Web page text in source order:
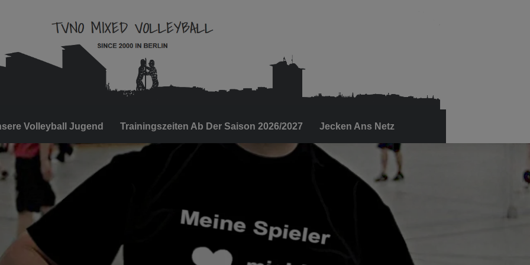
Volleyball Jugend Trainingszeiten Ab Der Saison 2026/2027 Jecken Ans Netz